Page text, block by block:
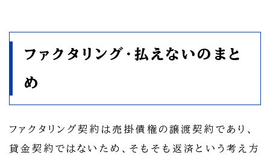
ファクタリング・払えないのまと
め
ファクタリング契約は売掛債権の譲渡契約であり、
貸金契約ではないため、そもそも返済という考え方